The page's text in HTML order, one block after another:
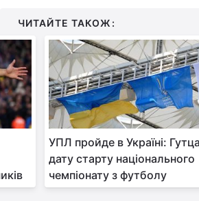
ЧИТАЙТЕ ТАКОЖ:
УПЛ пройде в Україні:
дату старту національного
чемпіонату з футболу